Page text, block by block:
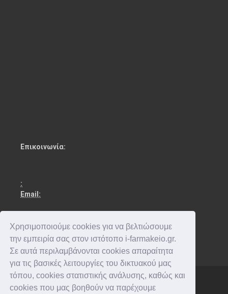
Χρησιμοποιούμε cookies για να βελτιώσουμε
την εμπειρία σας στον ιστότοπο i-farmakeio.gr.
Σε αυτά περιλαμβάνονται cookies απαραίτητα
για τις βασικές λειτουργίες του δικτυακού μας
τόπου, cookies στατιστικής ανάλυσης, καθώς και
cookies που μας βοηθούν να παρέχουμε
Επικοινωνία:
:
Email: